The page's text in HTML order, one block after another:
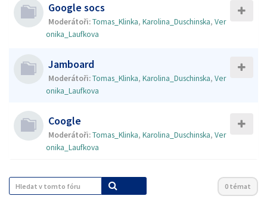
Google socs
Moderátoři:Tomas_Klinka, Karolina_Duschinska, Ver
onika_Laufkova
Jamboard
Moderátoři:Tomas_Klinka, Karolina_Duschinska, Ver
onika_Laufkova
Coogle
Moderátoři:Tomas_Klinka, Karolina_Duschinska, Ver
onika_Laufkova
0 témat